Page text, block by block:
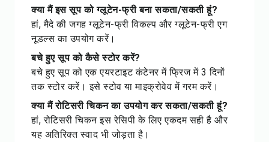
क्या मैं इस सूप को ग्लूटेन-फ्री बना सकता/सकती हूं?
हां, मैदे की जगह ग्लूटेन-फ्री विकल्प और ग्लूटेन-फ्री एग
नूडल्स का उपयोग करें।
बचे हुए सूप को कैसे स्टोर करें?
बचे हुए सूप को एक एयरटाइट कंटेनर में फ्रिज में 3 दिनों
तक स्टोर करें। इसे स्टोव या माइक्रोवेव में गरम करें।
क्या मैं रोटिसरी चिकन का उपयोग कर सकता/सकती हूं?
हां, रोटिसरी चिकन इस रेसिपी के लिए एकदम सही है और
यह अतिरिक्त स्वाद भी जोड़ता है।